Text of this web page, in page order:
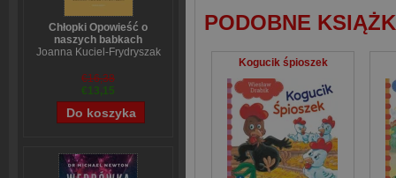
Chłopki Opowieść o
naszych babkach
Joanna Kuciel-Frydryszak
€16,38
€13,15
PODOBNE
Kogucik śpioszek